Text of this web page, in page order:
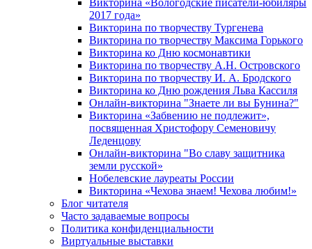
2017 года»
Викторина по творчеству Тургенева
Викторина по творчеству Максима Горького
Викторина ко Дню космонавтики
Викторина по творчеству А.Н. Островского
Викторина по творчеству И. А. Бродского
Викторина ко Дню рождения Льва Кассиля
Онлайн-викторина "Знаете ли вы Бунина?"
Викторина «Забвению не подлежит»,
посвященная Христофору Семеновичу
Леденцову
Онлайн-викторина "Во славу защитника
земли русской»
Нобелевские лауреаты России
Викторина «Чехова знаем! Чехова любим!»
Блог читателя
Часто задаваемые вопросы
Политика конфиденциальности
Виртуальные выставки